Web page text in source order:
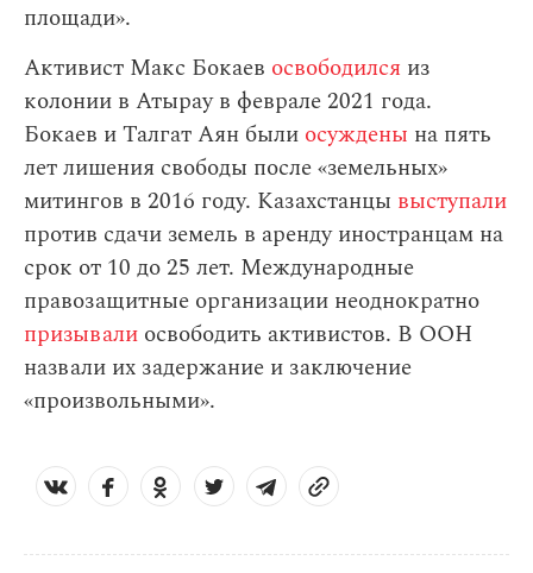
площади».
Активист Макс Бокаев освободился из
колонии в Атырау в феврале 2021 года.
Бокаев и Талгат Аян были осуждены на пять
лет лишения свободы после «земельных»
митингов в 2016 году. Казахстанцы выступали
против сдачи земель в аренду иностранцам на
срок от 10 до 25 лет. Международные
правозащитные организации неоднократно
призывали освободить активистов. В ООН
назвали их задержание и заключение
«произвольными».